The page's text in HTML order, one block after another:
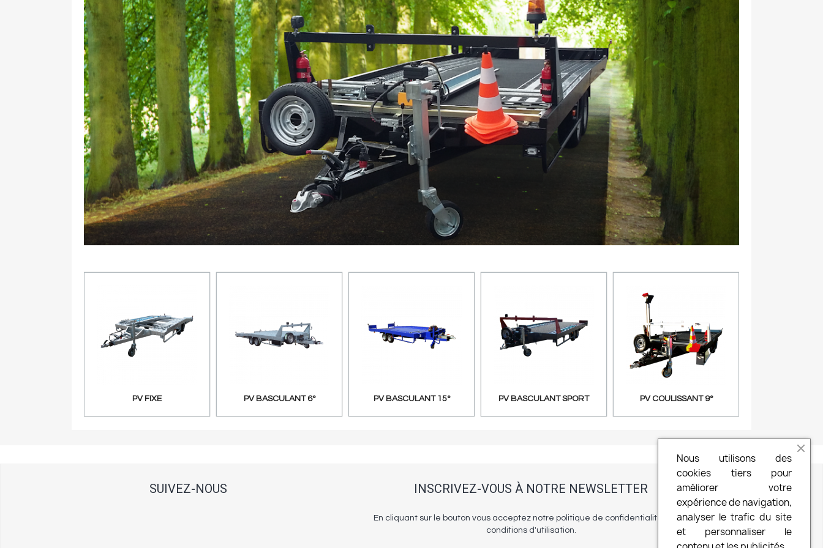
Aperçu rapide
PV FIXE Aperçu rapide
PV BASCULANT 6° Aperçu rapide
PV BASCULANT 15° Aperçu rapide
PV BASCULANT SPORT Aperçu rapide
PV COULISSANT 9°
SUIVEZ-NOUS INSCRIVEZ-VOUS À NOTRE NEWSLETTER
En cliquant sur le bouton vous acceptez notre politique de confidentialité et nos
conditions d'utilisation.
Nous utilisons des
cookies tiers pour
améliorer votre
expérience de navigation,
analyser le trafic du site
et personnaliser le